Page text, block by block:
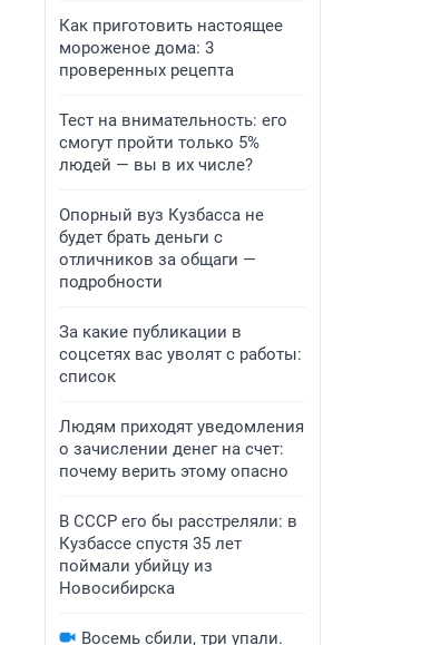
Как приготовить настоящее
мороженое дома: 3
проверенных рецепта
Тест на внимательность: его
смогут пройти только 5%
людей — вы в их числе?
Опорный вуз Кузбасса не
будет брать деньги с
отличников за общаги —
подробности
За какие публикации в
соцсетях вас уволят с работы:
список
Людям приходят уведомления
о зачислении денег на счет:
почему верить этому опасно
В СССР его бы расстреляли: в
Кузбассе спустя 35 лет
поймали убийцу из
Новосибирска
Восемь сбили, три упали.